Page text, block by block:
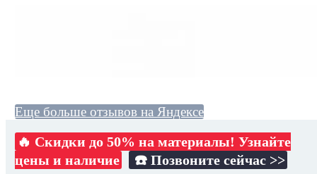
Еще больше отзывов на Яндексе
🔥 Скидки до 50% на материалы! Узнайте
цены и наличие
☎️ Позвоните сейчас >>